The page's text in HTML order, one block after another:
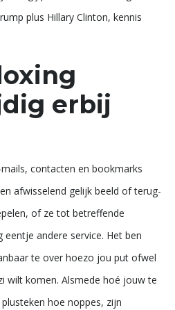
plus Hillary Clinton, kennis
erbij
contacten en bookmarks
afwisselend gelijk beeld of terug-
of ze tot betreffende
eentje andere service. Het ben
te over hoezo jou put ofwel
wilt komen. Alsmede hoé jouw te
hoe noppes, zijn